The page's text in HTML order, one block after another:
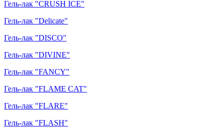
Гель-лак "CRUSH ICE"
Гель-лак "Delicate"
Гель-лак "DISCO"
Гель-лак "DIVINE"
Гель-лак "FANCY"
Гель-лак "FLAME CAT"
Гель-лак "FLARE"
Гель-лак "FLASH"